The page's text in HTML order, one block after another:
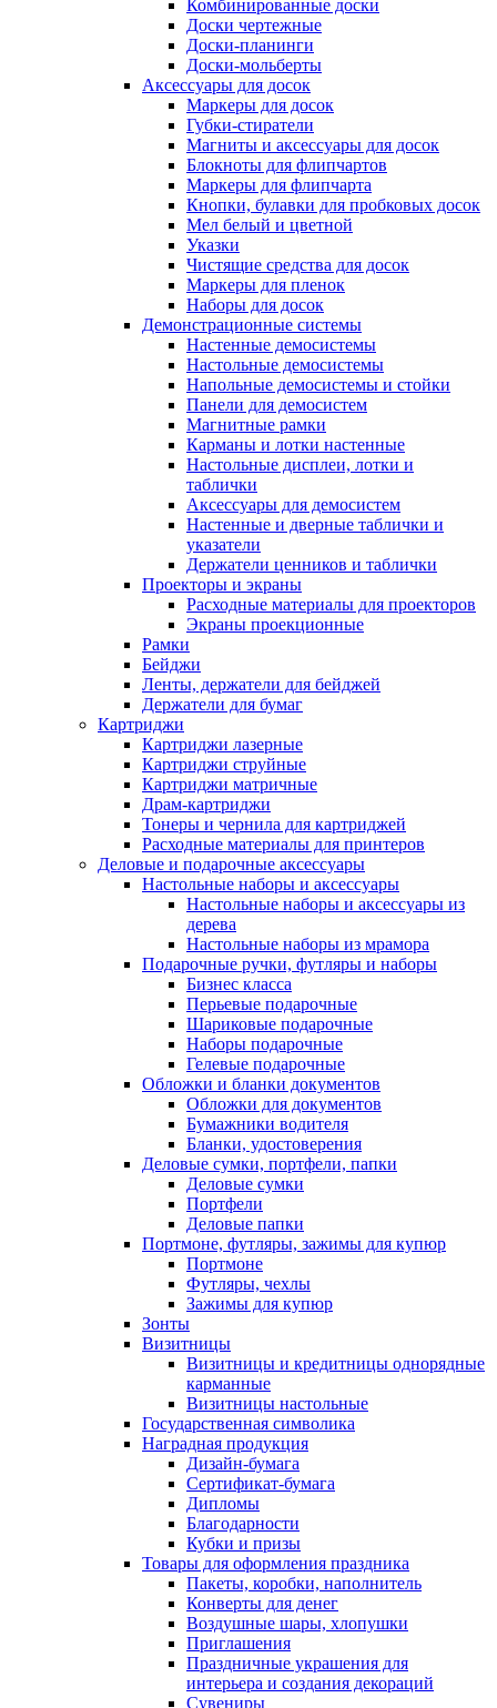
Комбинированные доски
Доски чертежные
Доски-планинги
Доски-мольберты
Аксессуары для досок
Маркеры для досок
Губки-стиратели
Магниты и аксессуары для досок
Блокноты для флипчартов
Маркеры для флипчарта
Кнопки, булавки для пробковых досок
Мел белый и цветной
Указки
Чистящие средства для досок
Маркеры для пленок
Наборы для досок
Демонстрационные системы
Настенные демосистемы
Настольные демосистемы
Напольные демосистемы и стойки
Панели для демосистем
Магнитные рамки
Карманы и лотки настенные
Настольные дисплеи, лотки и
таблички
Аксессуары для демосистем
Настенные и дверные таблички и
указатели
Держатели ценников и таблички
Проекторы и экраны
Расходные материалы для проекторов
Экраны проекционные
Рамки
Бейджи
Ленты, держатели для бейджей
Держатели для бумаг
Картриджи
Картриджи лазерные
Картриджи струйные
Картриджи матричные
Драм-картриджи
Тонеры и чернила для картриджей
Расходные материалы для принтеров
Деловые и подарочные аксессуары
Настольные наборы и аксессуары
Настольные наборы и аксессуары из
дерева
Настольные наборы из мрамора
Подарочные ручки, футляры и наборы
Бизнес класса
Перьевые подарочные
Шариковые подарочные
Наборы подарочные
Гелевые подарочные
Обложки и бланки документов
Обложки для документов
Бумажники водителя
Бланки, удостоверения
Деловые сумки, портфели, папки
Деловые сумки
Портфели
Деловые папки
Портмоне, футляры, зажимы для купюр
Портмоне
Футляры, чехлы
Зажимы для купюр
Зонты
Визитницы
Визитницы и кредитницы однорядные
карманные
Визитницы настольные
Государственная символика
Наградная продукция
Дизайн-бумага
Сертификат-бумага
Дипломы
Благодарности
Кубки и призы
Товары для оформления праздника
Пакеты, коробки, наполнитель
Конверты для денег
Воздушные шары, хлопушки
Приглашения
Праздничные украшения для
интерьера и создания декораций
Сувениры